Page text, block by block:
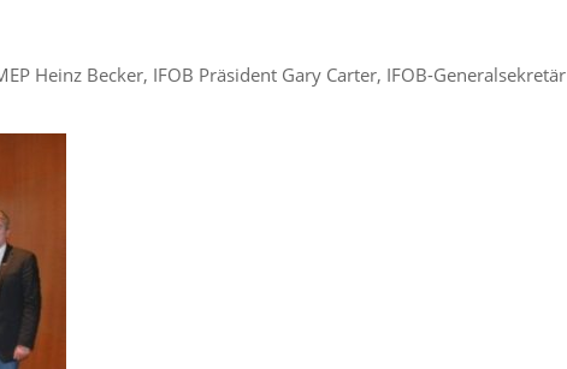
Heinz Becker, IFOB Präsident Gary Carter, IFOB-Generalsekretär